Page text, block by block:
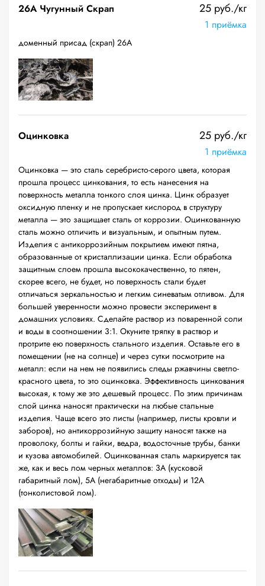
26A Чугунный Скрап 25 руб./кг
1 приёмка
доменный присад (скрап) 26А
Оцинковка 25 руб./кг
1 приёмка
Оцинковка — это сталь серебристо-серого цвета, которая
прошла процесс цинкования, то есть нанесения на
поверхность металла тонкого слоя цинка. Цинк образует
оксидную пленку и не пропускает кислород в структуру
металла — это защищает сталь от коррозии. Оцинкованную
сталь можно отличить и визуальным, и опытным путем.
Изделия с антикоррозийным покрытием имеют пятна,
образованные от кристаллизации цинка. Если обработка
защитным слоем прошла высококачественно, то пятен,
скорее всего, не будет, но поверхность стали будет
отличаться зеркальностью и легким синеватым отливом. Для
большей уверенности можно провести эксперимент в
домашних условиях. Сделайте раствор из поваренной соли
и воды в соотношении 3:1. Окуните тряпку в раствор и
протрите ею поверхность стального изделия. Оставьте его в
помещении (не на солнце) и через сутки посмотрите на
металл: если на нем не появились следы ржавчины светло-
красного цвета, то это оцинковка. Эффективность цинкования
высокая, к тому же это дешевый процесс. По этим причинам
слой цинка наносят практически на любые стальные
изделия. Чаще всего это листы (например, листы кровли и
заборов), но антикоррозийную защиту наносят также на
проволоку, болты и гайки, ведра, водосточные трубы, банки
и кузова автомобилей. Оцинкованная сталь маркируется так
же, как и весь лом черных металлов: 3А (кусковой
габаритный лом), 5А (негабаритные отходы) и 12А
(тонколистовой лом).